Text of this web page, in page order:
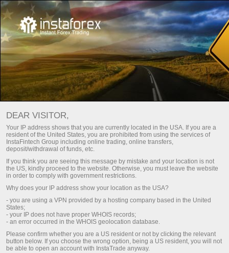
สำหรับผู้เริ่มต้นใหม่ Training
TRAINING WITH INSTATRADE
ทำการฝากเงิน
DEAR VISITOR,
Your IP address shows that you are currently located in the USA. If you are a
resident of the United States, you are prohibited from using the services of
InstaFintech Group including online trading, online transfers,
deposit/withdrawal of funds, etc.
If you think you are seeing this message by mistake and your location is not
the US, kindly proceed to the website. Otherwise, you must leave the website
in order to comply with government restrictions.
Why does your IP address show your location as the USA?
- you are using a VPN provided by a hosting company based in the United
States;
- your IP does not have proper WHOIS records;
- an error occurred in the WHOIS geolocation database.
Please confirm whether you are a US resident or not by clicking the relevant
button below. If you choose the wrong option, being a US resident, you will not
be able to open an account with InstaTrade anyway.